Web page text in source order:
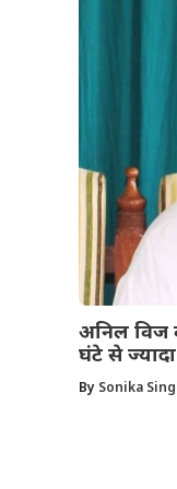
अनिल विज
घंटे से
By Sonika